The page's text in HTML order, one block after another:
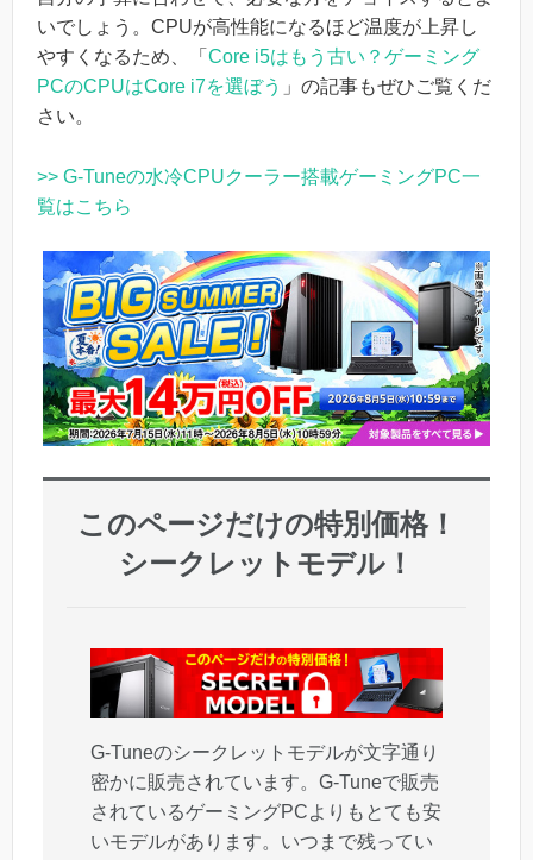
いでしょう。CPUが高性能になるほど温度が上昇し
やすくなるため、「 Core i5はもう古い？ゲーミング
PCのCPUはCore i7を選ぼう 」の記事もぜひご覧くだ
さい。
>> G-Tuneの水冷CPUクーラー搭載ゲーミングPC一
覧はこちら
このページだけの特別価格！
シークレットモデル！
G-Tuneのシークレットモデルが文字通り
密かに販売されています。G-Tuneで販売
されているゲーミングPCよりもとても安
いモデルがあります。いつまで残ってい